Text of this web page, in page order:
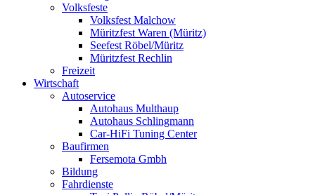
Volksfeste
Volksfest Malchow
Müritzfest Waren (Müritz)
Seefest Röbel/Müritz
Müritzfest Rechlin
Freizeit
Wirtschaft
Autoservice
Autohaus Multhaup
Autohaus Schlingmann
Car-HiFi Tuning Center
Baufirmen
Fersemota Gmbh
Bildung
Fahrdienste